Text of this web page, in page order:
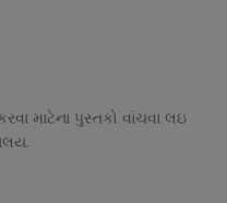
કરવા માટેના પુસ્તકો વાંચવા લઇ